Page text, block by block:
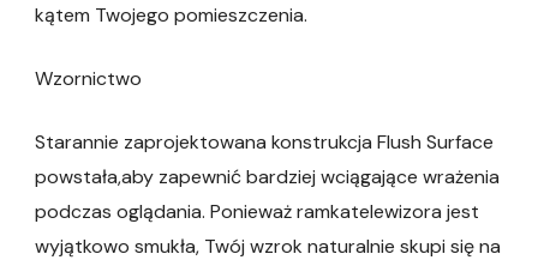
kątem Twojego pomieszczenia.
Wzornictwo
Starannie zaprojektowana konstrukcja Flush Surface
powstała,aby zapewnić bardziej wciągające wrażenia
podczas oglądania. Ponieważ ramkatelewizora jest
wyjątkowo smukła, Twój wzrok naturalnie skupi się na